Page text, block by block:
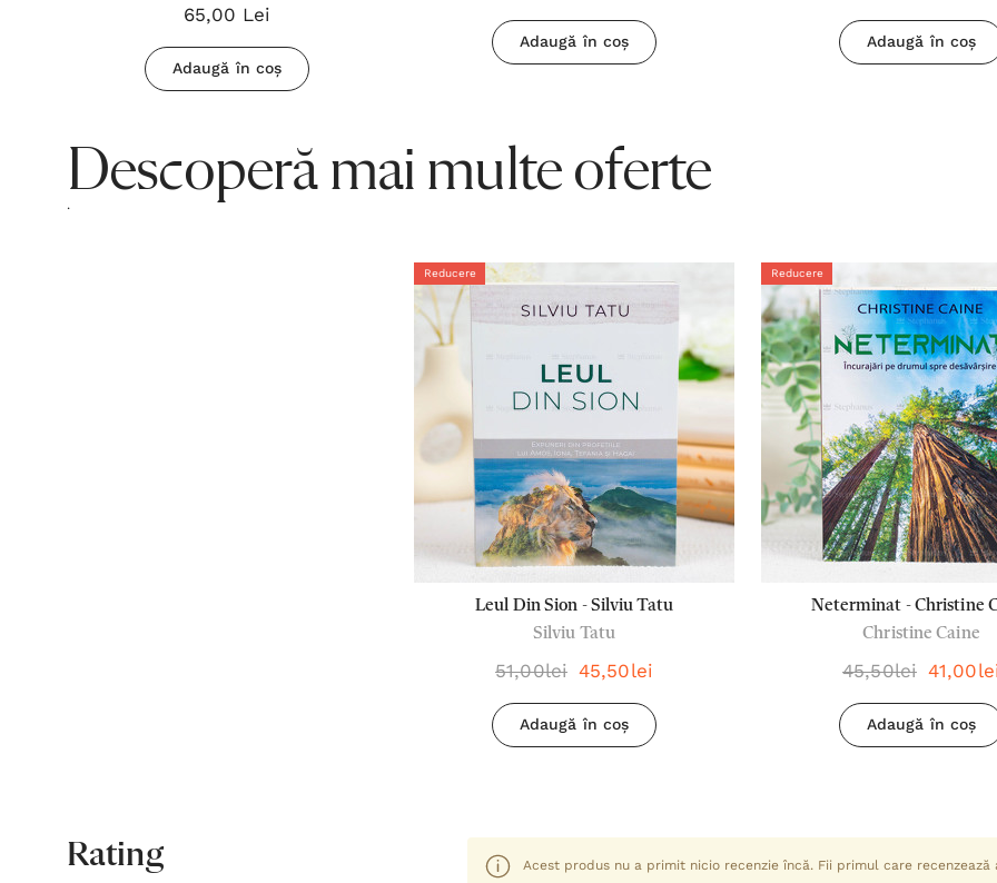
65,00 Lei
Adaugă în coș
Adaugă în coș Adaugă în coș
Descoperă mai multe oferte
.
Reducere
Leul Din Sion - Silviu Tatu
Silviu Tatu
51,00lei 45,50lei
Adaugă în coș
Reducere
Neterminat - Christine
Christine Caine
45,50lei
Adaugă în coș
Rating Acest produs nu a primit nicio recenzie încă. Fii primul care recenzează